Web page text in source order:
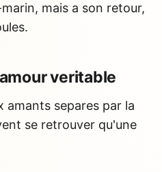
mais a son retour,
veritable
amants separes par la
se retrouver qu'une